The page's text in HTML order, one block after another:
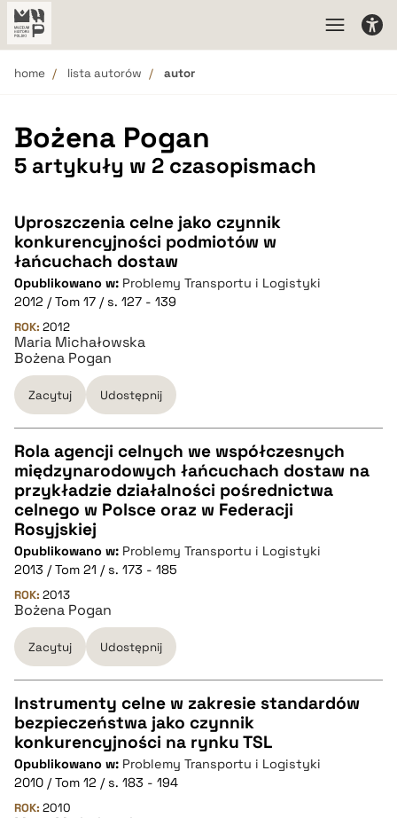
home lista autorów autor
Bożena Pogan
5 artykuły w 2 czasopismach
Uproszczenia celne jako czynnik
konkurencyjności podmiotów w
łańcuchach dostaw
Opublikowano w: Problemy Transportu i Logistyki
2012 / Tom 17 / s. 127 - 139
ROK: 2012
Maria Michałowska
Bożena Pogan
Zacytuj Udostępnij
CZYSTY TEKST
pobierz cytat
BIBTEX
pobierz cytat
Rola agencji celnych we współczesnych
międzynarodowych łańcuchach dostaw na
przykładzie działalności pośrednictwa
celnego w Polsce oraz w Federacji
Rosyjskiej
Opublikowano w: Problemy Transportu i Logistyki
2013 / Tom 21 / s. 173 - 185
ROK: 2013
Bożena Pogan
Zacytuj Udostępnij
CZYSTY TEKST
pobierz cytat
Instrumenty celne w zakresie standardów
bezpieczeństwa jako czynnik
konkurencyjności na rynku TSL
Opublikowano w: Problemy Transportu i Logistyki
2010 / Tom 12 / s. 183 - 194
ROK: 2010